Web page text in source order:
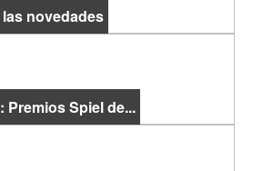
novedades
Spiel de...